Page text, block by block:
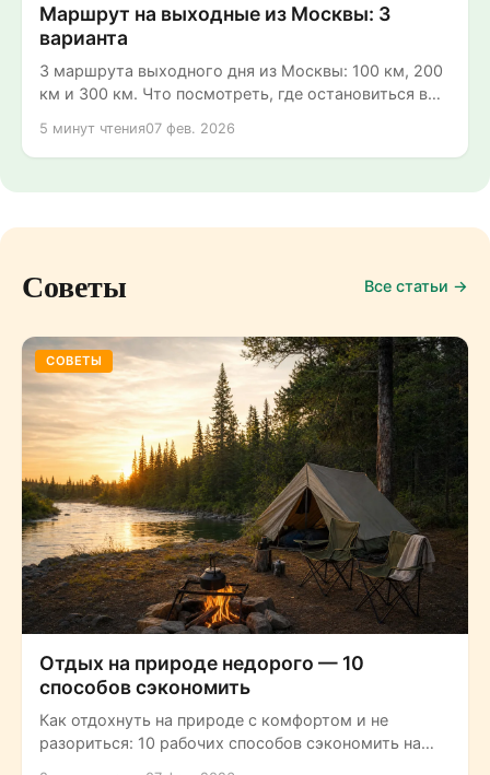
Маршрут на выходные из Москвы: 3
варианта
3 маршрута выходного дня из Москвы: 100 км, 200
км и 300 км. Что посмотреть, где остановиться в
5 минут чтения07 фев. 2026
Советы Все статьи →
СОВЕТЫ
Отдых на природе недорого — 10
способов сэкономить
Как отдохнуть на природе с комфортом и не
разориться: 10 рабочих способов сэкономить на